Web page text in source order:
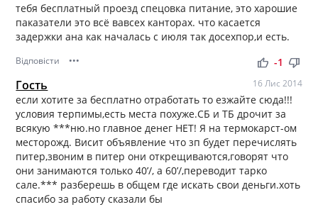
тебя бесплатный проезд спецовка питание, это харошие
паказатели это всё вавсех канторах. что касается
задержки ана как началась с июля так досехпор,и есть.
Відповісти ••• thumb_up thumb_down
-1
Гость 16 Лис 2014
если хотите за бесплатно отработать то езжайте сюда!!!
условия терпимы,есть места похуже.СБ и ТБ дрочит за
всякую ***ню.но главное денег НЕТ! Я на термокарст-ом
месторожд. Висит объявление что зп будет перечислять
питер,звоним в питер они открещиваются,говорят что
они занимаются только 40’/, а 60’/,переводит тарко
сале.*** разберешь в общем где искать свои деньги.хоть
спасибо за работу сказали бы